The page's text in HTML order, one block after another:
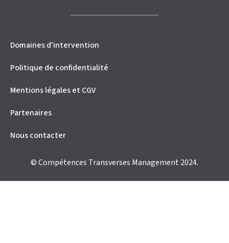
Domaines d'intervention
Politique de confidentialité
Mentions légales et CGV
Partenaires
Nous contacter
© Compétences Transverses Management 2024.